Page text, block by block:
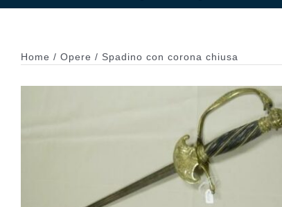
Sala Petitot
Home Opere Spadino con corona chiusa